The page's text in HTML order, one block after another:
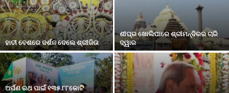
ହାତୀ ବେଶରେ ଦର୍ଶନ ଦେଲେ ଶ୍ରୀଜିଉ
ଶୀଘ୍ର ଖୋଲିପାରେ ଶ୍ରୀମନ୍ଦିରର ଚାରି
ଦ୍ୱାର
ଅର୍ପଣ ରଥ ପାଇଁ ୧୩୫.୮୮କୋଟି